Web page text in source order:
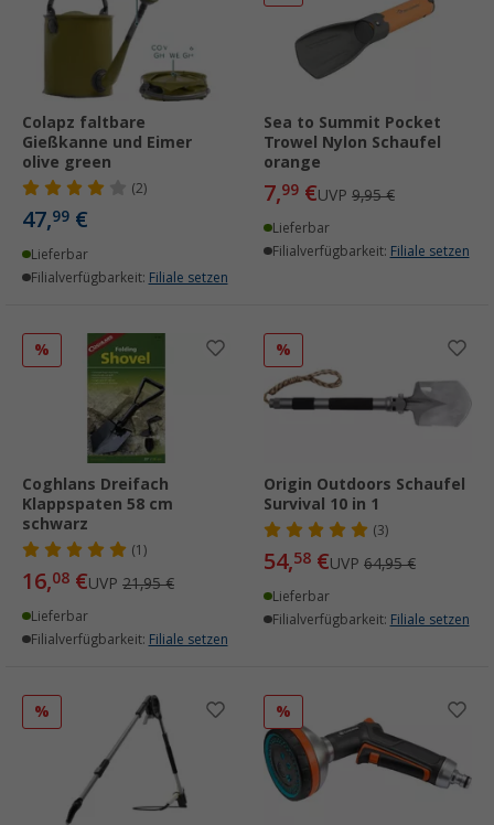
Colapz faltbare
Gießkanne und Eimer
olive green
(2)
47,99 €
Lieferbar
Filialverfügbarkeit: Filiale setzen
Sea to Summit Pocket
Trowel Nylon Schaufel
orange
7,99 €UVP 9,95 €
Lieferbar
Filialverfügbarkeit: Filiale setzen
%
Coghlans Dreifach
Klappspaten 58 cm
schwarz
(1)
16,08 €UVP 21,95 €
Lieferbar
Filialverfügbarkeit: Filiale setzen
%
Origin Outdoors Schaufel
Survival 10 in 1
(3)
54,58 €UVP 64,95 €
Lieferbar
Filialverfügbarkeit: Filiale setzen
% %